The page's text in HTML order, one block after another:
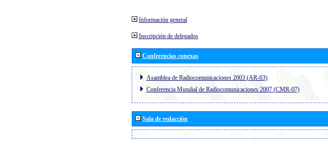
Información general
Inscripción de delegados
Conferencias conexas
Asamblea de Radiocomunicaciones 2003 (AR-03)
Conferencia Mundial de Radiocomunicaciones 2007 (CMR-07)
Sala de redacción